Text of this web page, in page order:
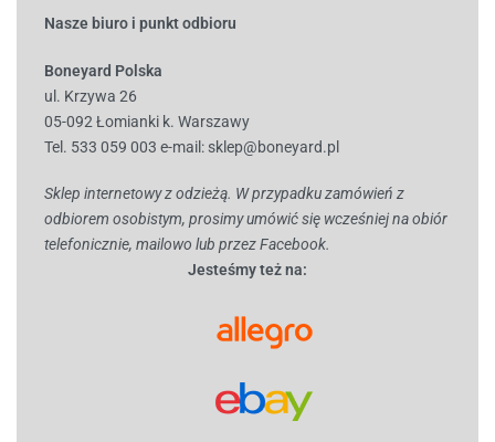
Nasze biuro i punkt odbioru
Boneyard Polska
ul. Krzywa 26
05-092 Łomianki k. Warszawy
Tel. 533 059 003 e-mail: sklep@boneyard.pl
Sklep internetowy z odzieżą. W przypadku zamówień z
odbiorem osobistym, prosimy umówić się wcześniej na obiór
telefonicznie, mailowo lub przez Facebook.
Jesteśmy też na: